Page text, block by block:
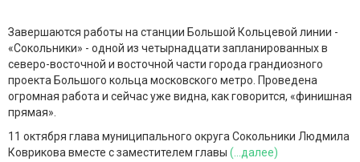
Завершаются работы на станции Большой Кольцевой линии -
«Сокольники» - одной из четырнадцати запланированных в
северо-восточной и восточной части города грандиозного
проекта Большого кольца московского метро. Проведена
огромная работа и сейчас уже видна, как говорится, «финишная
прямая».
11 октября глава муниципального округа Сокольники Людмила
Коврикова вместе с заместителем главы (...далее)